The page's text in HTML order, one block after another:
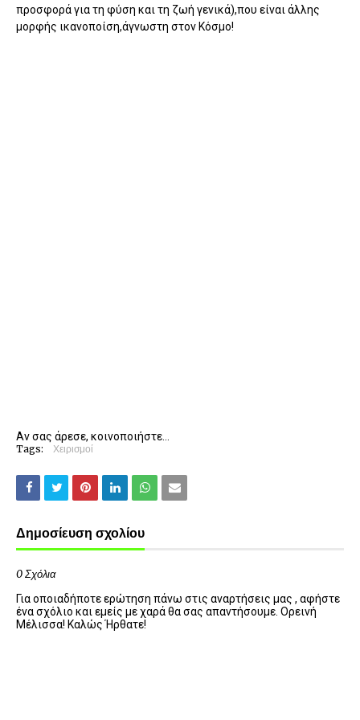
προσφορά για τη φύση και τη ζωή γενικά),που είναι άλλης
μορφής ικανοποίση,άγνωστη στον Κόσμο!
Αν σας άρεσε, κοινοποιήστε...
Tags: Χειρισμοί
Δημοσίευση σχολίου
0 Σχόλια
Για οποιαδήποτε ερώτηση πάνω στις αναρτήσεις μας , αφήστε
ένα σχόλιο και εμείς με χαρά θα σας απαντήσουμε. Ορεινή
Μέλισσα! Καλώς Ήρθατε!